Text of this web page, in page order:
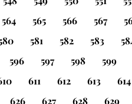
564 565 566 567
581 582 583
596 597 598
599
611 612 613
614
626 627 628
629